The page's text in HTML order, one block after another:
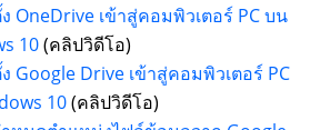
OneDrive เข้าสู่คอมพิวเตอร์ PC บน
10(คลิปวิดีโอ)
Google Drive เข้าสู่คอมพิวเตอร์ PC
10(คลิปวิดีโอ)